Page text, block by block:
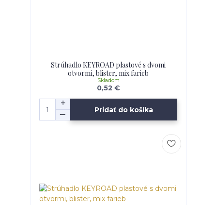
Strúhadlo KEYROAD plastové s dvomi
otvormi, blister, mix farieb
0,52 €
Skladom
Pridať do košíka